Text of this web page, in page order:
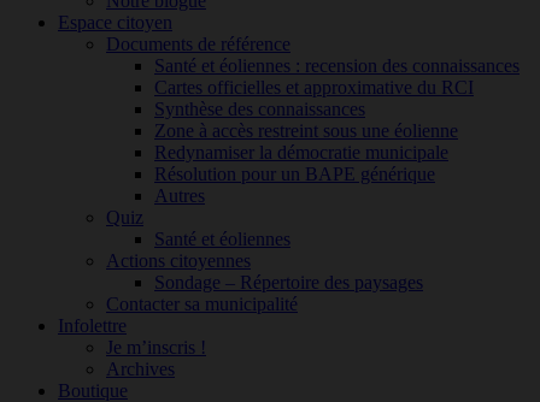
Espace citoyen
Documents de référence
Santé et éoliennes : recension des connaissances
Cartes officielles et approximative du RCI
Synthèse des connaissances
Zone à accès restreint sous une éolienne
Redynamiser la démocratie municipale
Résolution pour un BAPE générique
Autres
Quiz
Santé et éoliennes
Actions citoyennes
Sondage – Répertoire des paysages
Contacter sa municipalité
Infolettre
Je m’inscris !
Archives
Boutique